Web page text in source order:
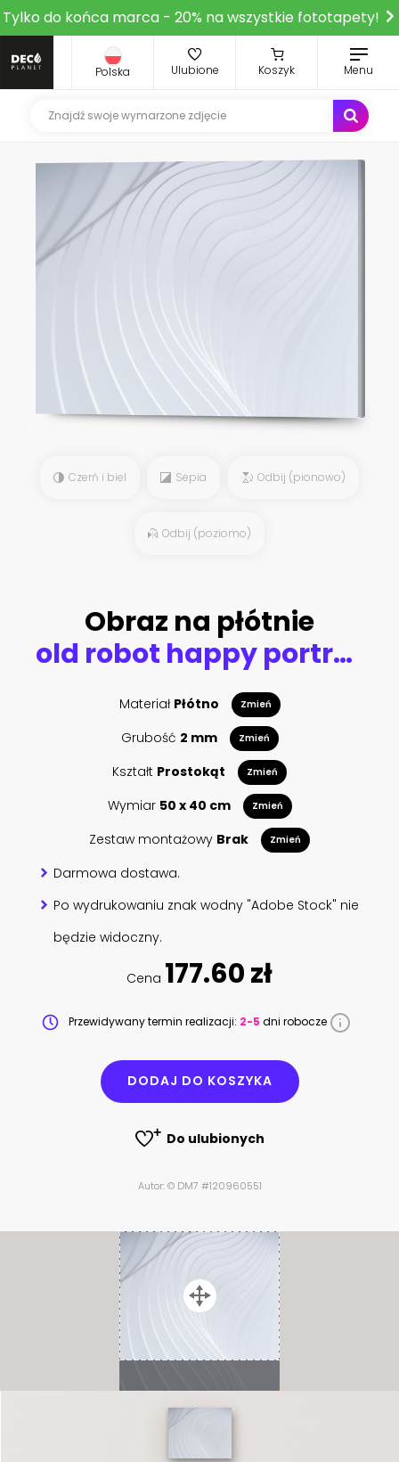
Tylko do końca marca - 20% na wszystkie fototapety!
Polska Ulubione Koszyk Menu
Czerń i biel Sepia Odbij (pionowo)
Odbij (poziomo)
Obraz na płótnie
old robot happy portrait with a plece to imput your text.73
Materiał Płótno Zmień
Grubość 2 mm Zmień
Kształt Prostokąt Zmień
Wymiar 50 x 40 cm Zmień
Zestaw montażowy Brak Zmień
Darmowa dostawa.
Po wydrukowaniu znak wodny "Adobe Stock" nie
będzie widoczny.
Cena 177.60 zł
Przewidywany termin realizacji: 2-5 dni robocze
DODAJ DO KOSZYKA
Do ulubionych
Autor: © DM7 #120960551